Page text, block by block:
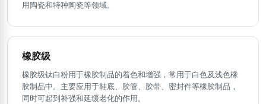
用陶瓷和特种陶瓷等领域。
橡胶级
橡胶级钛白粉用于橡胶制品的着色和增强，常用于白色及浅色橡
胶制品中。主要应用于鞋底、胶管、胶带、密封件等橡胶制品，
同时可起到补强和延缓老化的作用。